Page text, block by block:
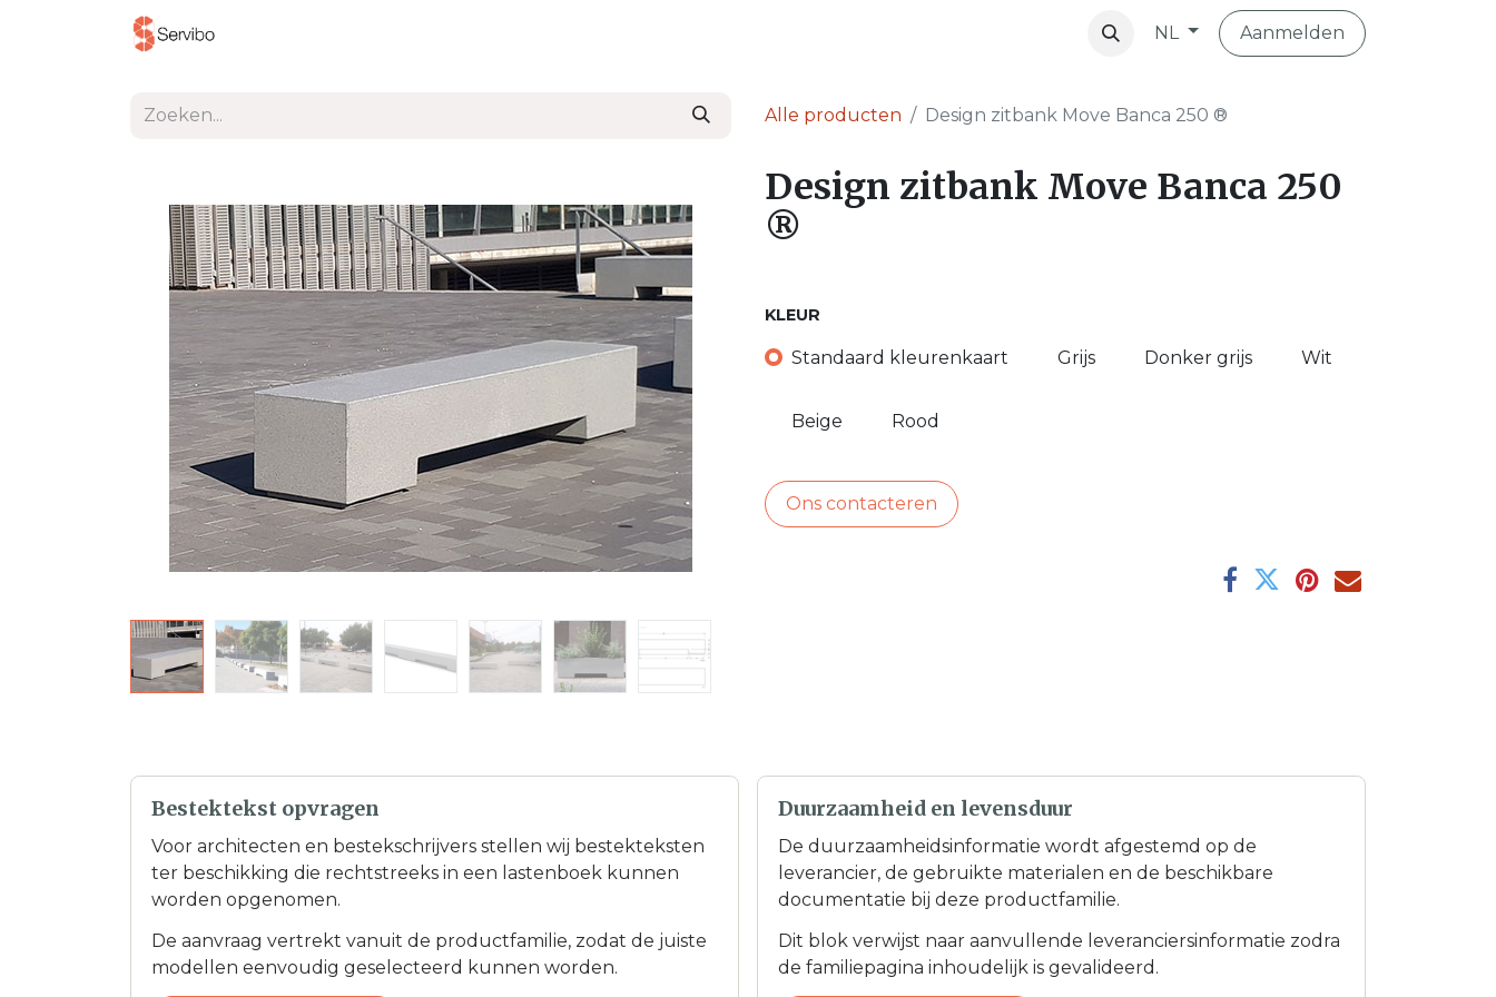
NL Aanmelden
Alle producten Design zitbank Move Banca 250 ®
Design zitbank Move Banca 250
®
KLEUR
Standaard kleurenkaart Grijs Donker grijs Wit
Beige Rood
Ons contacteren
Bestektekst opvragen
Voor architecten en bestekschrijvers stellen wij bestekteksten
ter beschikking die rechtstreeks in een lastenboek kunnen
worden opgenomen.
De aanvraag vertrekt vanuit de productfamilie, zodat de juiste
modellen eenvoudig geselecteerd kunnen worden.
Duurzaamheid en levensduur
De duurzaamheidsinformatie wordt afgestemd op de
leverancier, de gebruikte materialen en de beschikbare
documentatie bij deze productfamilie.
Dit blok verwijst naar aanvullende leveranciersinformatie zodra
de familiepagina inhoudelijk is gevalideerd.